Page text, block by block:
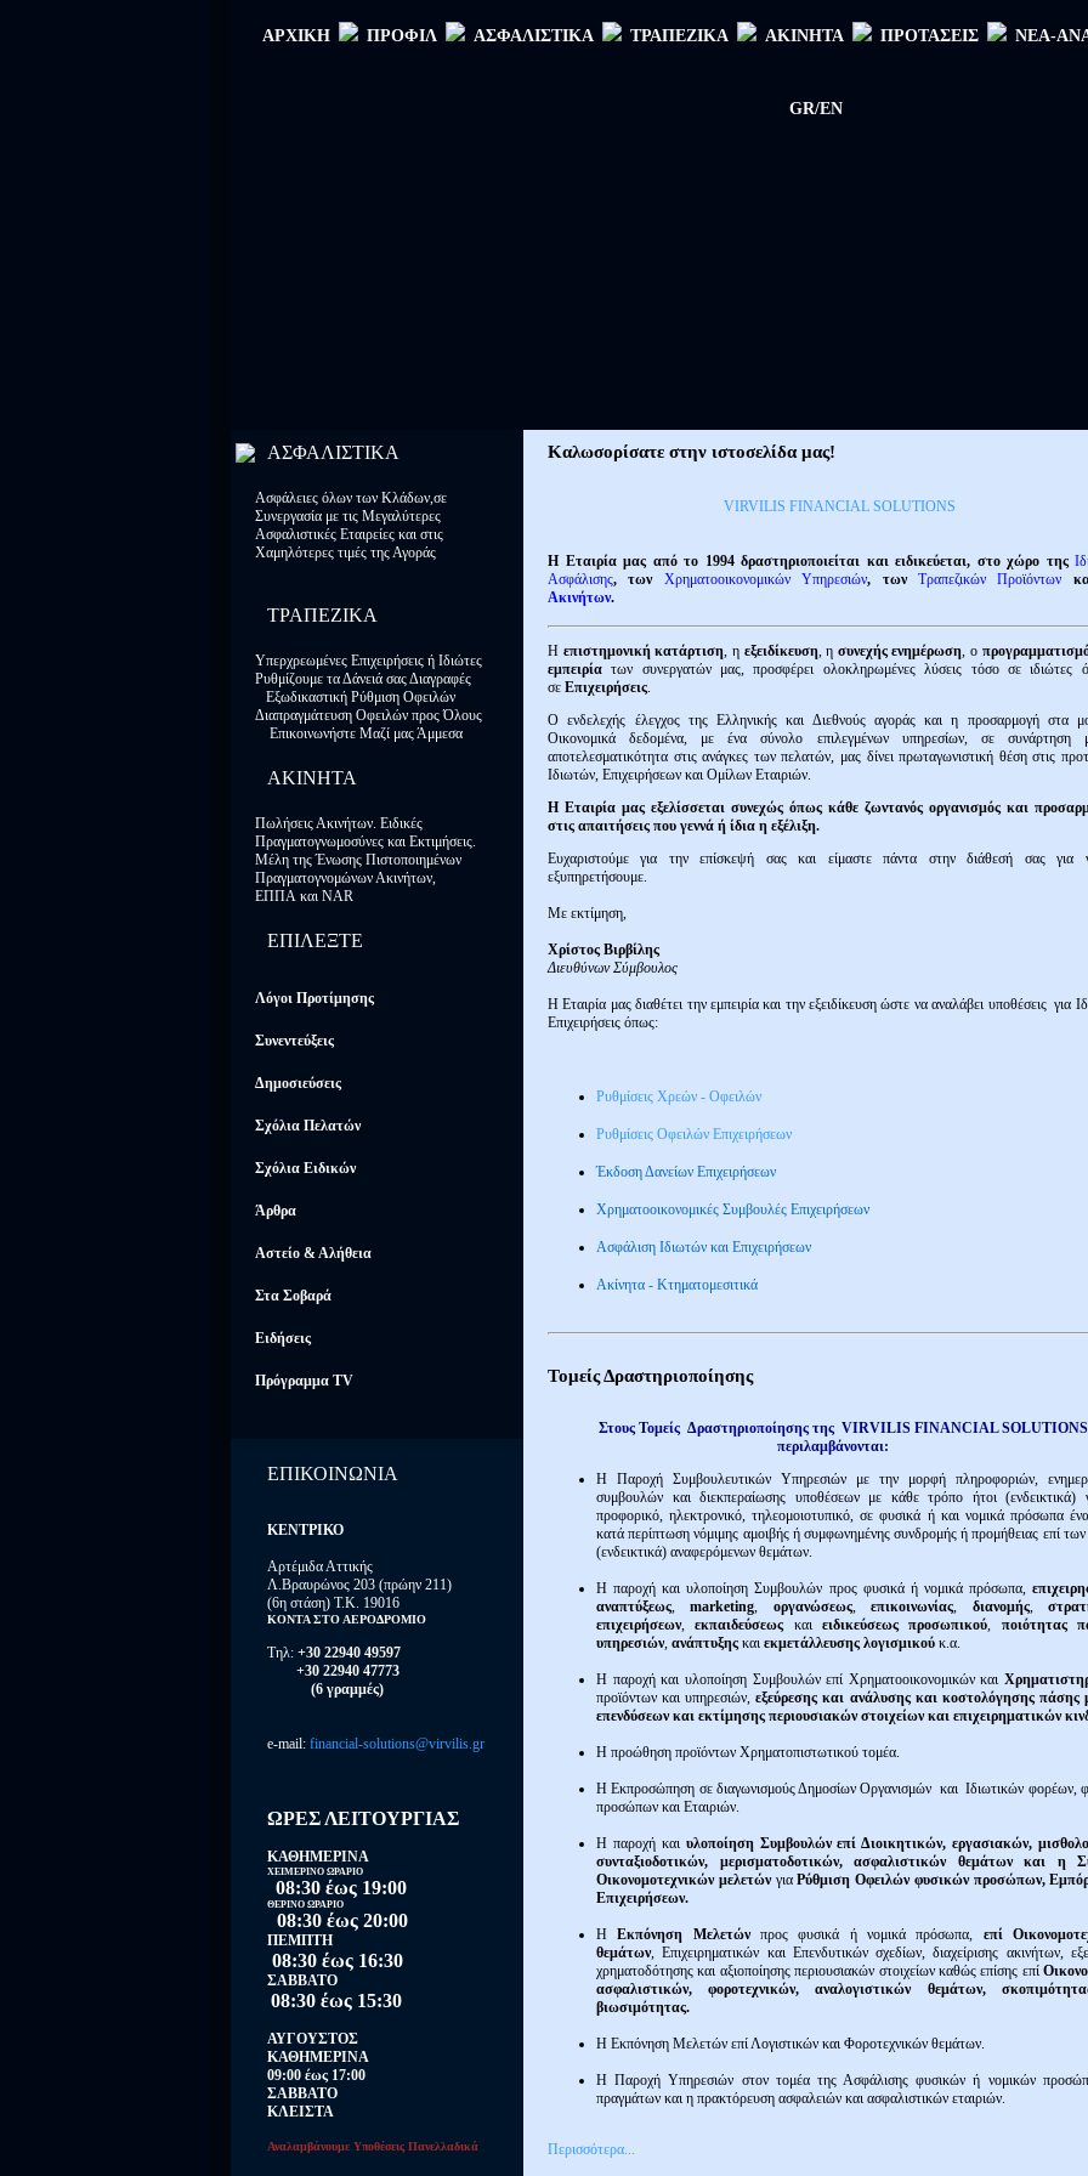
ΑΡΧΙΚΗ ΠΡΟΦΙΛ ΑΣΦΑΛΙΣΤΙΚΑ ΤΡΑΠΕΖΙΚΑ ΑΚΙΝΗΤΑ ΠΡΟΤΑΣΕΙΣ ΝΕΑ-
GR/EN
ΑΣΦΑΛΙΣΤΙΚΑ
Ασφάλειες όλων των Κλάδων,σε
Συνεργασία με τις Μεγαλύτερες
Ασφαλιστικές Εταιρείες και στις
Χαμηλότερες τιμές της Αγοράς
ΤΡΑΠΕΖΙΚΑ
Υπερχρεωμένες Επιχειρήσεις ή Ιδιώτες
Ρυθμίζουμε τα Δάνειά σας Διαγραφές
Εξωδικαστική Ρύθμιση Οφειλών
Διαπραγμάτευση Οφειλών προς Όλους
Επικοινωνήστε Μαζί μας Άμμεσα
ΑΚΙΝΗΤΑ
Πωλήσεις Ακινήτων. Ειδικές
Πραγματογνωμοσύνες και Εκτιμήσεις.
Μέλη της Ένωσης Πιστοποιημένων
Πραγματογνομώνων Ακινήτων,
ΕΠΠΑ και NAR
ΕΠΙΛΕΞΤΕ
Λόγοι Προτίμησης
Συνεντεύξεις
Δημοσιεύσεις
Σχόλια Πελατών
Σχόλια Ειδικών
Άρθρα
Αστείο & Αλήθεια
Στα Σοβαρά
Ειδήσεις
Πρόγραμμα TV
ΕΠΙΚΟΙΝΩΝΙΑ
ΚΕΝΤΡΙΚΟ
Αρτέμιδα Αττικής
Λ.Βραυρώνος 203 (πρώην 211)
(6η στάση) Τ.Κ. 19016
ΚΟΝΤΑ ΣΤΟ ΑΕΡΟΔΡΟΜΙΟ
Τηλ: +30 22940 49597
+30 22940 47773
(6 γραμμές)
e-mail: financial-solutions@virvilis.gr
ΩΡΕΣ ΛΕΙΤΟΥΡΓΙΑΣ
ΚΑΘΗΜΕΡΙΝΑ
ΧΕΙΜΕΡΙΝΟ ΩΡΑΡΙΟ
08:30 έως 19:00
ΘΕΡΙΝΟ ΩΡΑΡΙΟ
08:30 έως 20:00
ΠΕΜΠΤΗ
08:30 έως 16:30
ΣΑΒΒΑΤΟ
08:30 έως 15:30
ΑΥΓΟΥΣΤΟΣ
ΚΑΘΗΜΕΡΙΝΑ
09:00 έως 17:00
ΣΑΒΒΑΤΟ
ΚΛΕΙΣΤΑ
Αναλαμβάνουμε Υποθέσεις Πανελλαδικά
Καλωσορίσατε στην ιστοσελίδα μας!
VIRVILIS FINANCIAL SOLUTIONS
Η Εταιρία μας από το 1994 δραστηριοποιείται και ειδικεύεται, στο χώρο της
Ασφάλισης, των Χρηματοοικονομικών Υπηρεσιών, των Τραπεζικών Προϊόντων
Ακινήτων.
Η επιστημονική κατάρτιση, η εξειδίκευση, η συνεχής ενημέρωση, ο
εμπειρία των συνεργατών μας, προσφέρει ολοκληρωμένες λύσεις τόσο σε ιδιώτες
σε Επιχειρήσεις.
Ο ενδελεχής έλεγχος της Ελληνικής και Διεθνούς αγοράς και η προσαρμογή στα
Οικονομικά δεδομένα, με ένα σύνολο επιλεγμένων υπηρεσίων, σε συνάρτηση
αποτελεσματικότητα στις ανάγκες των πελατών, μας δίνει πρωταγωνιστική θέση στις
Ιδιωτών, Επιχειρήσεων και Ομίλων Εταιριών.
Η Εταιρία μας εξελίσσεται συνεχώς όπως κάθε ζωντανός οργανισμός και
στις απαιτήσεις που γεννά ή ίδια η εξέλιξη.
Ευχαριστούμε για την επίσκεψή σας και είμαστε πάντα στην διάθεσή σας για
εξυπηρετήσουμε.
Με εκτίμηση,
Χρίστος Βιρβίλης
Διευθύνων Σύμβουλος
Η Εταιρία μας διαθέτει την εμπειρία και την εξειδίκευση ώστε να αναλάβει υποθέσεις για
Επιχειρήσεις όπως:
Ρυθμίσεις Χρεών - Οφειλών
Ρυθμίσεις Οφειλών Επιχειρήσεων
Έκδοση Δανείων Επιχειρήσεων
Χρηματοοικονομικές Συμβουλές Επιχειρήσεων
Ασφάλιση Ιδιωτών και Επιχειρήσεων
Ακίνητα - Κτηματομεσιτικά
Τομείς Δραστηριοποίησης
Στους Τομείς Δραστηριοποίησης της VIRVILIS FINANCIAL SOLUTIONS
περιλαμβάνονται:
Η Παροχή Συμβουλευτικών Υπηρεσιών με την μορφή πληροφοριών,
συμβουλών και διεκπεραίωσης υποθέσεων με κάθε τρόπο ήτοι (ενδεικτικά)
προφορικό, ηλεκτρονικό, τηλεομοιοτυπικό, σε φυσικά ή και νομικά πρόσωπα
κατά περίπτωση νόμιμης αμοιβής ή συμφωνημένης συνδρομής ή προμήθειας επί
(ενδεικτικά) αναφερόμενων θεμάτων.
H παροχή και υλοποίηση Συμβουλών προς φυσικά ή νομικά πρόσωπα,
αναπτύξεως,marketing, οργανώσεως,επικοινωνίας, διανομής,
επιχειρήσεων,εκπαιδεύσεως καιειδικεύσεως προσωπικού, ποιότητας
υπηρεσιών, ανάπτυξης και εκμετάλλευσης λογισμικού κ.α.
H παροχή και υλοποίηση Συμβουλών επί Χρηματοοικονομικών και
προϊόντων και υπηρεσιών,εξεύρεσης και ανάλυσης και κοστολόγησης πάσης
επενδύσεων και εκτίμησης περιουσιακών στοιχείων και επιχειρηματικών
Η προώθηση προϊόντων Χρηματοπιστωτικού τομέα.
Η Εκπροσώπηση σε διαγωνισμούς Δημοσίων Οργανισμών και Ιδιωτικών φορέων,
προσώπων και Εταιριών.
H παροχή και υλοποίηση Συμβουλών επί Διοικητικών, εργασιακών,
συνταξιοδοτικών,
μερισματοδοτικών, ασφαλιστικών θεμάτων και η
Οικονομοτεχνικών μελετών γιαΡύθμιση Οφειλών φυσικών προσώπων,
Επιχειρήσεων.
ΗΕκπόνηση Μελετώνπρος φυσικά ή νομικά πρόσωπα, επί
θεμάτων, Επιχειρηματικών και Επενδυτικών σχεδίων, διαχείρισης ακινήτων,
χρηματοδότησης και αξιοποίησης περιουσιακών στοιχείων καθώς επίσης επί
ασφαλιστικών, φοροτεχνικών,
αναλογιστικών θεμάτων,
βιωσιμότητας.
Η Εκπόνηση Μελετών επί Λογιστικών και Φοροτεχνικών θεμάτων.
H Παροχή Υπηρεσιών στον τομέα τηςΑσφάλισης φυσικών ή νομικών
πραγμάτων και η πρακτόρευση ασφαλειών και ασφαλιστικών εταιριών.
Περισσότερα...